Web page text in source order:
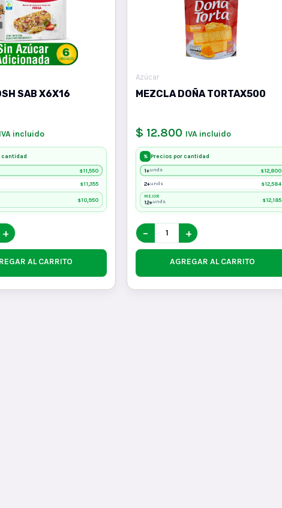
SAB X6X16
IVA incluido
cantidad
$11,550
$11,355
$10,950
+
AL CARRITO
Azúcar
MEZCLA DOÑA TORTAX500
$ 12.800 IVA incluido
% Precios por cantidad
1+unds $12,800
2+unds $12,584
MEJOR
12+unds $12,185
− +
AGREGAR AL CARRITO